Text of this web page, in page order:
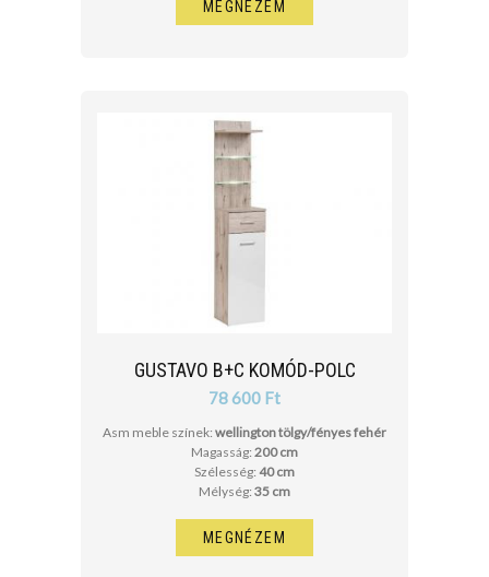
MEGNÉZEM
GUSTAVO B+C KOMÓD-POLC
78 600 Ft
Asm meble színek: wellington tölgy/fényes fehér
Magasság: 200 cm
Szélesség: 40 cm
Mélység: 35 cm
MEGNÉZEM